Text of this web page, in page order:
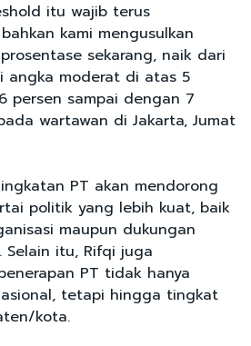
itu wajib terus
kami mengusulkan
sekarang, naik dari
angka moderat di atas 5
persen sampai dengan 7
wartawan di Jakarta, Jumat
PT akan mendorong
politik yang lebih kuat, baik
maupun dukungan
Selain itu, Rifqi juga
PT tidak hanya
tetapi hingga tingkat
kota.